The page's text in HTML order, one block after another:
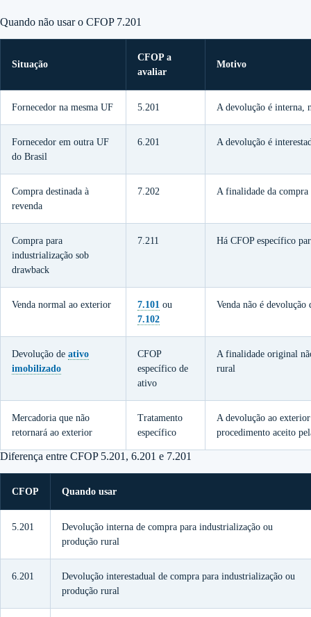
Quando não usar o CFOP 7.201
Situação
CFOP a
avaliar
Motivo
Fornecedor na mesma UF 5.201 A devolução é interna,
Fornecedor em outra UF
do Brasil
6.201 A devolução é
Compra destinada à
revenda
7.202 A finalidade da
Compra para
industrialização sob
drawback
7.211 Há CFOP específico
Venda normal ao exterior 7.101 ou
7.102
Venda não é devolução
Devolução de ativo
imobilizado
CFOP
específico de
ativo
A finalidade original
rural
Mercadoria que não
retornará ao exterior
Tratamento
específico
A devolução ao
procedimento aceito
Diferença entre CFOP 5.201, 6.201 e 7.201
CFOP Quando usar
5.201
Devolução interna de compra para industrialização ou
produção rural
6.201
Devolução interestadual de compra para industrialização ou
produção rural